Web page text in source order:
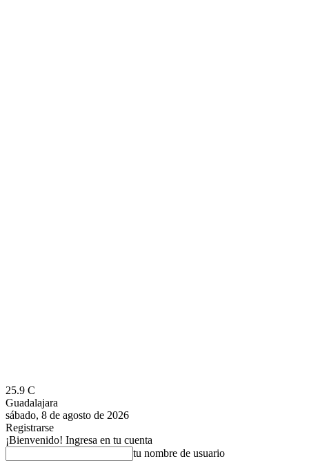
25.9 C
Guadalajara
sábado, 8 de agosto de 2026
Registrarse
¡Bienvenido! Ingresa en tu cuenta
tu nombre de usuario